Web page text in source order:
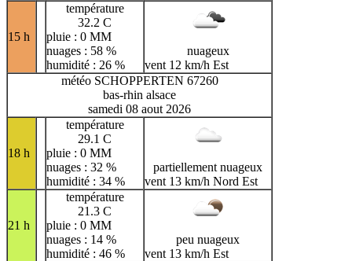
15 h
température
32.2 C
pluie : 0 MM
nuages : 58 %
humidité : 26 %
nuageux
vent 12 km/h Est
météo SCHOPPERTEN 67260
bas-rhin alsace
samedi 08 aout 2026
18 h
température
29.1 C
pluie : 0 MM
nuages : 32 %
humidité : 34 %
partiellement nuageux
vent 13 km/h Nord Est
21 h
température
21.3 C
pluie : 0 MM
nuages : 14 %
humidité : 46 %
peu nuageux
vent 13 km/h Est